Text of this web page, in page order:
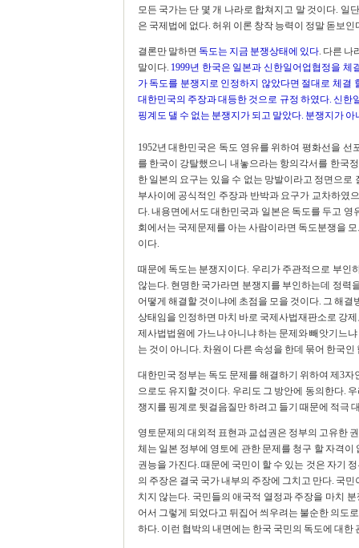
모든 국가는 단 몇 개 나라로 합쳐지고 말 것이다. 일
은 국제법에 없다. 허위 이론 창작 능력이 정말 돋보인
결론만 말하면 독도는 지금 분쟁상태에 있다. 다른 나
말이다. 1999년 한국은 일본과 신한일어업협정을
가 독도를 분쟁지로 인정하지 않았다면 절대로 체결
대한민국의 주장과 대등한 것으로 규정 하였다. 신
핑계도 댈 수 없는 분쟁지가 되고 말았다. 분쟁지가
1952년 대한민국은 독도 영유를 위하여 평화선을
를 한국이 강탈했으니 내놓으라는 항의각서를 한국
한 일본의 요구는 있을 수 없는 망발이라고 정면으
부사이에 공식적인 주장과 반박과 요구가 교차하였
다. 내용면에서도 대한민국과 일본은 독도를 두고
회에서는 국제문제를 아는 사람이라면 독도분쟁을
이다.
때문에 독도는 분쟁지이다. 우리가 주관적으로 부인
않는다. 현명한 국가라면 분쟁지를 부인하는데 정력
어떻게 해결할 것이냐에 초점을 모을 것이다. 그 해
상태임을 인정하면 마치 바로 국제사법재판소로 강
제사법법원에 가느냐 아니냐 하는 문제와 빼앗기느
는 것이 아니다. 차원이 다른 속성을 한데 묶어 한국
대한민국 정부는 독도 문제를 해결하기 위하여 제3
으로도 유지할 것이다. 우리도 그 방안에 동의한다.
쟁지를 핑계로 뒷걸음질만 하려고 들기 때문에 적극
영토문제의 대외적 표현과 교섭권은 정부의 고유한
체는 일본 정부에 영토에 관한 문제를 청구 할 자격
권능을 가진다. 때문에 국민이 할 수 있는 것은 자기
의 주장은 결국 국가 내부의 주장에 그치고 만다. 국
치지 않는다. 국민들의 애국적 열정과 주장을 마치
어서 그렇게 되었다고 뒤집어 씌우려는 불순한 의도
하다. 이런 협박의 내면에는 한국 국민의 독도에 대